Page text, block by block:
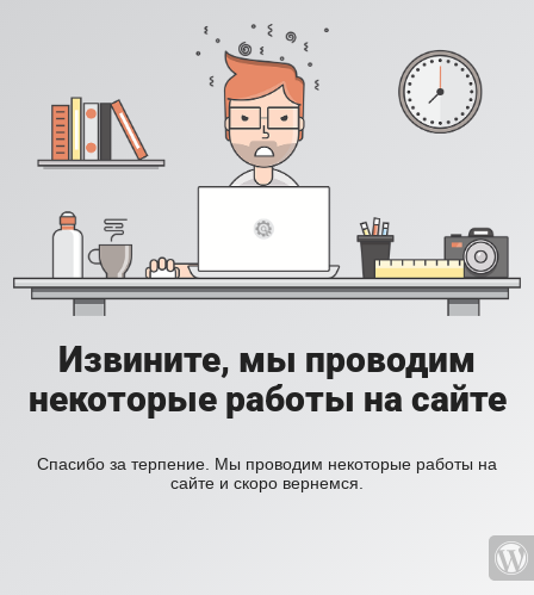
Извините, мы проводим
некоторые работы на сайте
Спасибо за терпение. Мы проводим некоторые работы на
сайте и скоро вернемся.